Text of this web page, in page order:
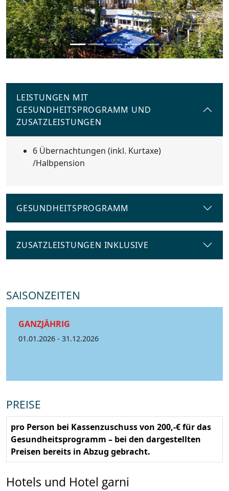
LEISTUNGEN MIT
GESUNDHEITSPROGRAMM UND
ZUSATZLEISTUNGEN
6 Übernachtungen (inkl. Kurtaxe)
/Halbpension
GESUNDHEITSPROGRAMM
ZUSATZLEISTUNGEN INKLUSIVE
SAISONZEITEN
GANZJÄHRIG
01.01.2026 - 31.12.2026
PREISE
pro Person bei Kassenzuschuss von 200,-€ für das
Gesundheitsprogramm – bei den dargestellten
Preisen bereits in Abzug gebracht.
Hotels und Hotel garni